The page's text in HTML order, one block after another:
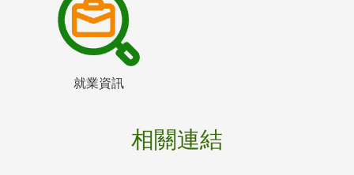
就業資訊
相關連結